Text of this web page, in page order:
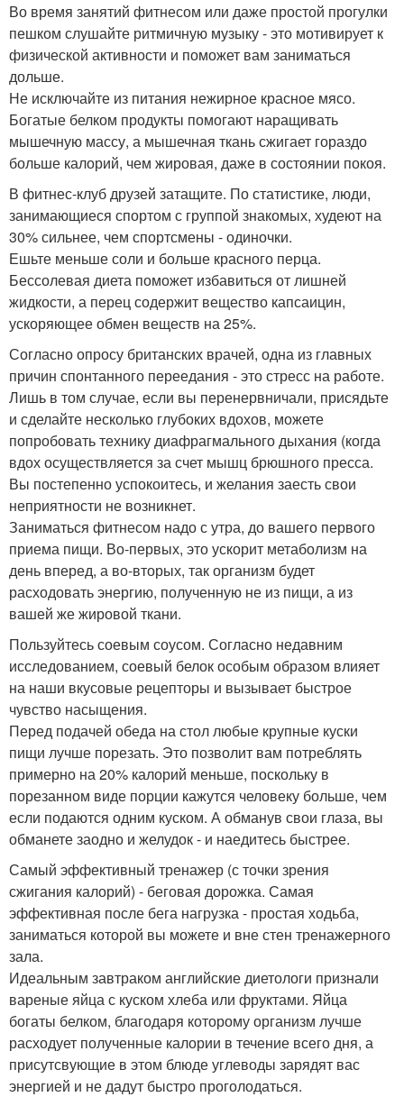
Во время занятий фитнесом или даже простой прогулки
пешком слушайте ритмичную музыку - это мотивирует к
физической активности и поможет вам заниматься
дольше.
Не исключайте из питания нежирное красное мясо.
Богатые белком продукты помогают наращивать
мышечную массу, а мышечная ткань сжигает гораздо
больше калорий, чем жировая, даже в состоянии покоя.
В фитнес-клуб друзей затащите. По статистике, люди,
занимающиеся спортом с группой знакомых, худеют на
30% сильнее, чем спортсмены - одиночки.
Ешьте меньше соли и больше красного перца.
Бессолевая диета поможет избавиться от лишней
жидкости, а перец содержит вещество капсаицин,
ускоряющее обмен веществ на 25%.
Согласно опросу британских врачей, одна из главных
причин спонтанного переедания - это стресс на работе.
Лишь в том случае, если вы перенервничали, присядьте
и сделайте несколько глубоких вдохов, можете
попробовать технику диафрагмального дыхания (когда
вдох осуществляется за счет мышц брюшного пресса.
Вы постепенно успокоитесь, и желания заесть свои
неприятности не возникнет.
Заниматься фитнесом надо с утра, до вашего первого
приема пищи. Во-первых, это ускорит метаболизм на
день вперед, а во-вторых, так организм будет
расходовать энергию, полученную не из пищи, а из
вашей же жировой ткани.
Пользуйтесь соевым соусом. Согласно недавним
исследованием, соевый белок особым образом влияет
на наши вкусовые рецепторы и вызывает быстрое
чувство насыщения.
Перед подачей обеда на стол любые крупные куски
пищи лучше порезать. Это позволит вам потреблять
примерно на 20% калорий меньше, поскольку в
порезанном виде порции кажутся человеку больше, чем
если подаются одним куском. А обманув свои глаза, вы
обманете заодно и желудок - и наедитесь быстрее.
Самый эффективный тренажер (с точки зрения
сжигания калорий) - беговая дорожка. Самая
эффективная после бега нагрузка - простая ходьба,
заниматься которой вы можете и вне стен тренажерного
зала.
Идеальным завтраком английские диетологи признали
вареные яйца с куском хлеба или фруктами. Яйца
богаты белком, благодаря которому организм лучше
расходует полученные калории в течение всего дня, а
присутсвующие в этом блюде углеводы зарядят вас
энергией и не дадут быстро проголодаться.